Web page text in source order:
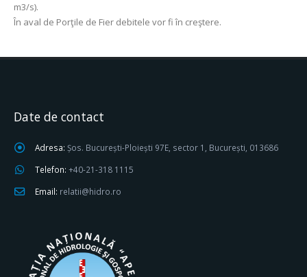
m3/s).
În aval de Porţile de Fier debitele vor fi în creştere.
Date de contact
Adresa: Șos. București-Ploiești 97E, sector 1, București, 013686
Telefon: +40-21-318 1115
Email: relatii@hidro.ro